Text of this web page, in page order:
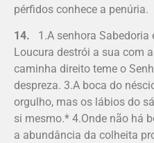
pérfidos conhece a penúria.
14. 1.A senhora
Loucura destrói a sua com
caminha direito teme o
despreza. 3.A boca do
orgulho, mas os lábios do
si mesmo.* 4.Onde não há
a abundância da colheita